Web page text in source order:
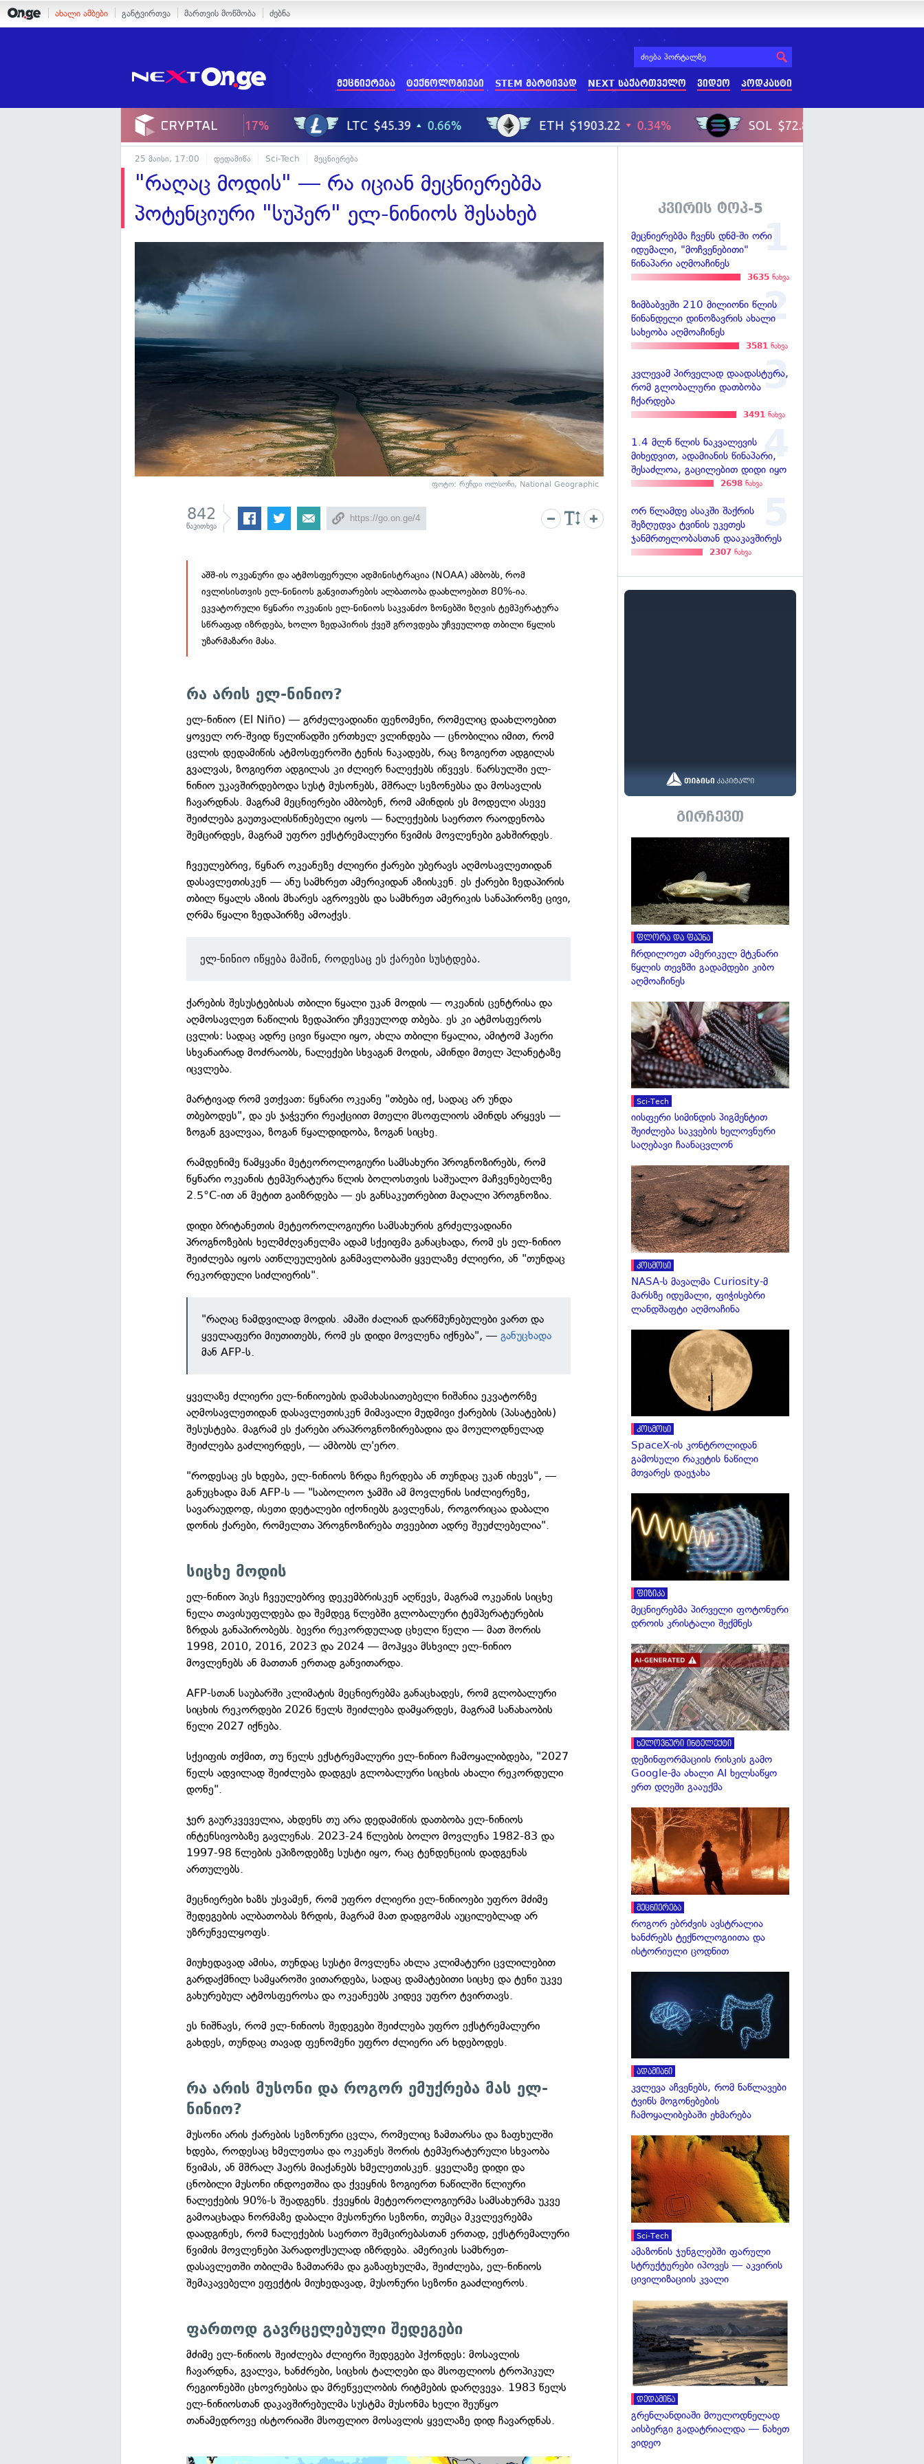
ახალი ამბები განტვირთვა მართვის მოწმობა ძებნა
მეცნიერება ტექნოლოგიები STEM მარტივად NEXT საქართველო ვიდეო პოდკასტი
25 მაისი, 17:00 დედამიწა Sci-Tech მეცნიერება
"რაღაც მოდის" — რა იციან მეცნიერებმა
პოტენციური "სუპერ" ელ-ნინიოს შესახებ
ფოტო: რენდი ოლსონი, National Geographic
842
წაკითხვა
აშშ-ის ოკეანური და ატმოსფერული ადმინისტრაცია (NOAA) ამბობს, რომ
ივლისისთვის ელ-ნინიოს განვითარების ალბათობა დაახლოებით 80%-ია.
ეკვატორული წყნარი ოკეანის ელ-ნინიოს საკვანძო ზონებში ზღვის ტემპერატურა
სწრაფად იზრდება, ხოლო ზედაპირის ქვეშ გროვდება უჩვეულოდ თბილი წყლის
უზარმაზარი მასა.
რა არის ელ-ნინიო?
ელ-ნინიო (El Niño) — გრძელვადიანი ფენომენი, რომელიც დაახლოებით
ყოველ ორ-შვიდ წელიწადში ერთხელ ვლინდება — ცნობილია იმით, რომ
ცვლის დედამიწის ატმოსფეროში ტენის ნაკადებს, რაც ზოგიერთ ადგილას
გვალვას, ზოგიერთ ადგილას კი ძლიერ ნალექებს იწვევს. წარსულში ელ-
ნინიო უკავშირდებოდა სუსტ მუსონებს, მშრალ სეზონებსა და მოსავლის
ჩავარდნას. მაგრამ მეცნიერები ამბობენ, რომ ამინდის ეს მოდელი ასევე
შეიძლება გაუთვალისწინებელი იყოს — ნალექების საერთო რაოდენობა
შემცირდეს, მაგრამ უფრო ექსტრემალური წვიმის მოვლენები გახშირდეს.
ჩვეულებრივ, წყნარ ოკეანეზე ძლიერი ქარები უბერავს აღმოსავლეთიდან
დასავლეთისკენ — ანუ სამხრეთ ამერიკიდან აზიისკენ. ეს ქარები ზედაპირის
თბილ წყალს აზიის მხარეს აგროვებს და სამხრეთ ამერიკის სანაპიროზე ცივი,
ღრმა წყალი ზედაპირზე ამოაქვს.
ელ-ნინიო იწყება მაშინ, როდესაც ეს ქარები სუსტდება.
ქარების შესუსტებისას თბილი წყალი უკან მოდის — ოკეანის ცენტრისა და
აღმოსავლეთ ნაწილის ზედაპირი უჩვეულოდ თბება. ეს კი ატმოსფეროს
ცვლის: სადაც ადრე ცივი წყალი იყო, ახლა თბილი წყალია, ამიტომ ჰაერი
სხვანაირად მოძრაობს, ნალექები სხვაგან მოდის, ამინდი მთელ პლანეტაზე
იცვლება.
მარტივად რომ ვთქვათ: წყნარი ოკეანე "თბება იქ, სადაც არ უნდა
თბებოდეს", და ეს ჯაჭვური რეაქციით მთელი მსოფლიოს ამინდს არყევს —
ზოგან გვალვაა, ზოგან წყალდიდობა, ზოგან სიცხე.
რამდენიმე წამყვანი მეტეოროლოგიური სამსახური პროგნოზირებს, რომ
წყნარი ოკეანის ტემპერატურა წლის ბოლოსთვის საშუალო მაჩვენებელზე
2.5°C-ით ან მეტით გაიზრდება — ეს განსაკუთრებით მაღალი პროგნოზია.
დიდი ბრიტანეთის მეტეოროლოგიური სამსახურის გრძელვადიანი
პროგნოზების ხელმძღვანელმა ადამ სქეიფმა განაცხადა, რომ ეს ელ-ნინიო
შეიძლება იყოს ათწლეულების განმავლობაში ყველაზე ძლიერი, ან "თუნდაც
რეკორდული სიძლიერის".
"რაღაც ნამდვილად მოდის. ამაში ძალიან დარწმუნებულები ვართ და
ყველაფერი მიუთითებს, რომ ეს დიდი მოვლენა იქნება", —განუცხადა
მან AFP-ს.
ყველაზე ძლიერი ელ-ნინიოების დამახასიათებელი ნიშანია ეკვატორზე
აღმოსავლეთიდან დასავლეთისკენ მიმავალი მუდმივი ქარების (პასატების)
შესუსტება. მაგრამ ეს ქარები არაპროგნოზირებადია და მოულოდნელად
შეიძლება გაძლიერდეს, — ამბობს ლ'ერო.
"როდესაც ეს ხდება, ელ-ნინიოს ზრდა ჩერდება ან თუნდაც უკან იხევს", —
განუცხადა მან AFP-ს — "საბოლოო ჯამში ამ მოვლენის სიძლიერეზე,
სავარაუდოდ, ისეთი დეტალები იქონიებს გავლენას, როგორიცაა დაბალი
დონის ქარები, რომელთა პროგნოზირება თვეებით ადრე შეუძლებელია".
სიცხე მოდის
ელ-ნინიო პიკს ჩვეულებრივ დეკემბრისკენ აღწევს, მაგრამ ოკეანის სიცხე
ნელა თავისუფლდება და შემდეგ წლებში გლობალური ტემპერატურების
ზრდას განაპირობებს. ბევრი რეკორდულად ცხელი წელი — მათ შორის
1998, 2010, 2016, 2023 და 2024 — მოჰყვა მსხვილ ელ-ნინიო
მოვლენებს ან მათთან ერთად განვითარდა.
AFP-სთან საუბარში კლიმატის მეცნიერებმა განაცხადეს, რომ გლობალური
სიცხის რეკორდები 2026 წელს შეიძლება დამყარდეს, მაგრამ სანახაობის
წელი 2027 იქნება.
სქეიფის თქმით, თუ წელს ექსტრემალური ელ-ნინიო ჩამოყალიბდება, "2027
წელს ადვილად შეიძლება დადგეს გლობალური სიცხის ახალი რეკორდული
დონე".
ჯერ გაურკვეველია, ახდენს თუ არა დედამიწის დათბობა ელ-ნინიოს
ინტენსივობაზე გავლენას. 2023-24 წლების ბოლო მოვლენა 1982-83 და
1997-98 წლების ეპიზოდებზე სუსტი იყო, რაც ტენდენციის დადგენას
ართულებს.
მეცნიერები ხაზს უსვამენ, რომ უფრო ძლიერი ელ-ნინიოები უფრო მძიმე
შედეგების ალბათობას ზრდის, მაგრამ მათ დადგომას აუცილებლად არ
უზრუნველყოფს.
მიუხედავად ამისა, თუნდაც სუსტი მოვლენა ახლა კლიმატური ცვლილებით
გარდაქმნილ სამყაროში ვითარდება, სადაც დამატებითი სიცხე და ტენი უკვე
გახურებულ ატმოსფეროსა და ოკეანეებს კიდევ უფრო ტვირთავს.
ეს ნიშნავს, რომ ელ-ნინიოს შედეგები შეიძლება უფრო ექსტრემალური
გახდეს, თუნდაც თავად ფენომენი უფრო ძლიერი არ ხდებოდეს.
რა არის მუსონი და როგორ ემუქრება მას ელ-
ნინიო?
მუსონი არის ქარების სეზონური ცვლა, რომელიც ზამთარსა და ზაფხულში
ხდება, როდესაც ხმელეთსა და ოკეანეს შორის ტემპერატურული სხვაობა
წვიმას, ან მშრალ ჰაერს მიაქანებს ხმელეთისკენ. ყველაზე დიდი და
ცნობილი მუსონი ინდოეთშია და ქვეყნის ზოგიერთ ნაწილში წლიური
ნალექების 90%-ს შეადგენს. ქვეყნის მეტეოროლოგიურმა სამსახურმა უკვე
გამოაცხადა ნორმაზე დაბალი მუსონური სეზონი, თუმცა მკვლევრებმა
დაადგინეს, რომ ნალექების საერთო შემცირებასთან ერთად, ექსტრემალური
წვიმის მოვლენები პარადოქსულად იზრდება. ამერიკის სამხრეთ-
დასავლეთში თბილმა ზამთარმა და გაზაფხულმა, შეიძლება, ელ-ნინიოს
შემაკავებელი ეფექტის მიუხედავად, მუსონური სეზონი გააძლიეროს.
ფართოდ გავრცელებული შედეგები
მძიმე ელ-ნინიოს შეიძლება ძლიერი შედეგები ჰქონდეს: მოსავლის
ჩავარდნა, გვალვა, ხანძრები, სიცხის ტალღები და მსოფლიოს ტროპიკულ
რეგიონებში ცხოვრებისა და მრეწველობის რიტმების დარღვევა. 1983 წელს
ელ-ნინიოსთან დაკავშირებულმა სუსტმა მუსონმა ხელი შეუწყო
თანამედროვე ისტორიაში მსოფლიო მოსავლის ყველაზე დიდ ჩავარდნას.
კვირის ტოპ-5
მეცნიერებმა ჩვენს დნმ-ში ორი
იდუმალი, "მოჩვენებითი"
წინაპარი აღმოაჩინეს
3635 ნახვა
ზიმბაბვეში 210 მილიონი წლის
წინანდელი დინოზავრის ახალი
სახეობა აღმოაჩინეს
3581 ნახვა
კვლევამ პირველად დაადასტურა,
რომ გლობალური დათბობა
ჩქარდება
3491 ნახვა
1.4 მლნ წლის ნაკვალევის
მიხედვით, ადამიანის წინაპარი,
შესაძლოა, გაცილებით დიდი იყო
2698 ნახვა
ორ წლამდე ასაკში შაქრის
შეზღუდვა ტვინის უკეთეს
ჯანმრთელობასთან დააკავშირეს
2307 ნახვა
გირჩევთ
ფლორა და ფაუნა
ჩრდილოეთ ამერიკულ მტკნარი
წყლის თევზში გადამდები კიბო
აღმოაჩინეს
Sci-Tech
იისფერი სიმინდის პიგმენტით
შეიძლება საკვების ხელოვნური
საღებავი ჩაანაცვლონ
კოსმოსი
NASA-ს მავალმა Curiosity-მ
მარსზე იდუმალი, ფიჭისებრი
ლანდშაფტი აღმოაჩინა
კოსმოსი
SpaceX-ის კონტროლიდან
გამოსული რაკეტის ნაწილი
მთვარეს დაეჯახა
ფიზიკა
მეცნიერებმა პირველი ფოტონური
დროის კრისტალი შექმნეს
ხელოვნური ინტელექტი
დეზინფორმაციის რისკის გამო
Google-მა ახალი AI ხელსაწყო
ერთ დღეში გააუქმა
მეცნიერება
როგორ ებრძვის ავსტრალია
ხანძრებს ტექნოლოგიითა და
ისტორიული ცოდნით
ადამიანი
კვლევა აჩვენებს, რომ ნაწლავები
ტვინს მოგონებების
ჩამოყალიბებაში ეხმარება
Sci-Tech
ამაზონის ჯუნგლებში ფარული
სტრუქტურები იპოვეს — აკვირის
ცივილიზაციის კვალი
დედამიწა
გრენლანდიაში მოულოდნელად
აისბერგი გადატრიალდა — ნახეთ
ვიდეო